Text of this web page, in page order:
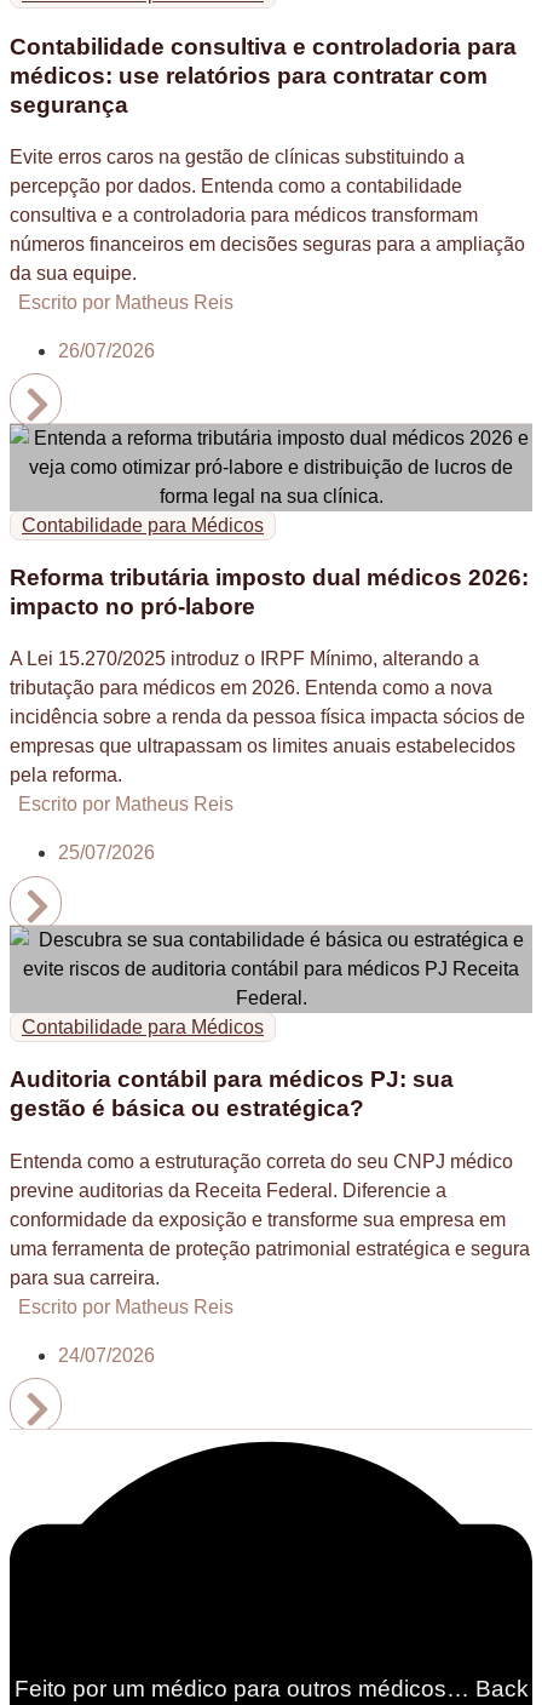
Contabilidade consultiva e controladoria para
médicos: use relatórios para contratar com
segurança
Evite erros caros na gestão de clínicas substituindo a
percepção por dados. Entenda como a contabilidade
consultiva e a controladoria para médicos transformam
números financeiros em decisões seguras para a ampliação
da sua equipe.
Escrito por Matheus Reis
26/07/2026
Contabilidade para Médicos
Reforma tributária imposto dual médicos 2026:
impacto no pró-labore
A Lei 15.270/2025 introduz o IRPF Mínimo, alterando a
tributação para médicos em 2026. Entenda como a nova
incidência sobre a renda da pessoa física impacta sócios de
empresas que ultrapassam os limites anuais estabelecidos
pela reforma.
Escrito por Matheus Reis
25/07/2026
Contabilidade para Médicos
Auditoria contábil para médicos PJ: sua
gestão é básica ou estratégica?
Entenda como a estruturação correta do seu CNPJ médico
previne auditorias da Receita Federal. Diferencie a
conformidade da exposição e transforme sua empresa em
uma ferramenta de proteção patrimonial estratégica e segura
para sua carreira.
Escrito por Matheus Reis
24/07/2026
Feito por um médico para outros médicos… Back